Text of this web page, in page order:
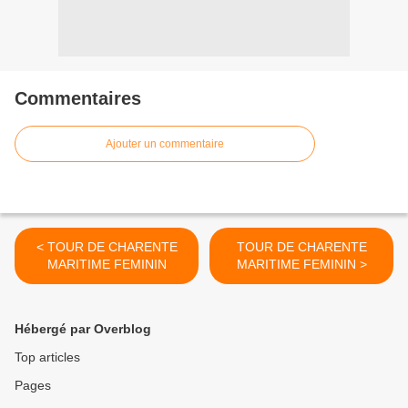
Commentaires
Ajouter un commentaire
< TOUR DE CHARENTE
MARITIME FEMININ
TOUR DE CHARENTE
MARITIME FEMININ >
Hébergé par Overblog
Top articles
Pages